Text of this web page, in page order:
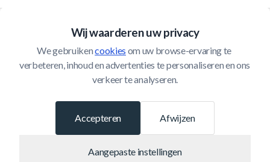
Wij waarderen uw privacy
We gebruiken cookies om uw browse-ervaring te
verbeteren, inhoud en advertenties te personaliseren en ons
verkeer te analyseren.
Afwijzen
Aangepaste instellingen
Accepteren
Klantenservice